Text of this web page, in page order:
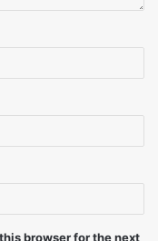
browser for the next